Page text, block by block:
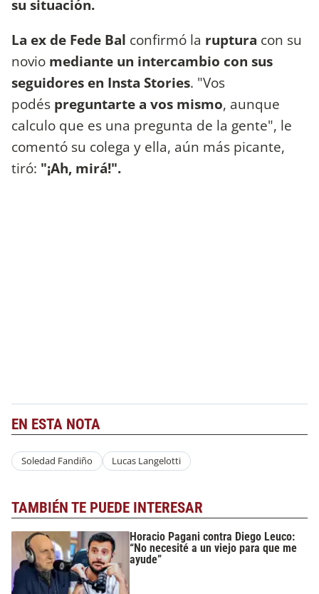
su situación.
La ex de Fede Bal confirmó la ruptura con su
novio mediante un intercambio con sus
seguidores en Insta Stories. "Vos
podés preguntarte a vos mismo, aunque
calculo que es una pregunta de la gente", le
comentó su colega y ella, aún más picante,
tiró: "¡Ah, mirá!".
EN ESTA NOTA
Soledad Fandiño Lucas Langelotti
TAMBIÉN TE PUEDE INTERESAR
Horacio Pagani contra Diego Leuco:
“No necesité a un viejo para que me
ayude”